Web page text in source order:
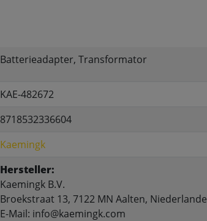
Batterieadapter, Transformator
KAE-482672
8718532336604
Kaemingk
Hersteller:
Kaemingk B.V.
Broekstraat 13, 7122 MN Aalten, Niederlande
E-Mail: info@kaemingk.com